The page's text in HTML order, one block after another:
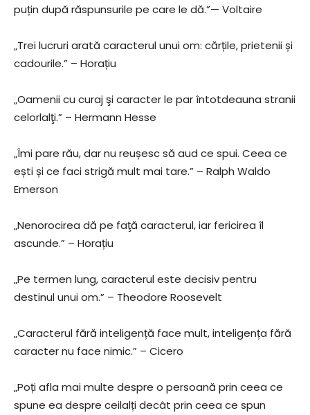
puțin după răspunsurile pe care le dă.”— Voltaire
„Trei lucruri arată caracterul unui om: cărțile, prietenii și
cadourile.” – Horațiu
„Oamenii cu curaj şi caracter le par întotdeauna stranii
celorlalţi.” – Hermann Hesse
„Îmi pare rău, dar nu reușesc să aud ce spui. Ceea ce
ești și ce faci strigă mult mai tare.” – Ralph Waldo
Emerson
„Nenorocirea dă pe faţă caracterul, iar fericirea îl
ascunde.” – Horațiu
„Pe termen lung, caracterul este decisiv pentru
destinul unui om.” – Theodore Roosevelt
„Caracterul fără inteligență face mult, inteligența fără
caracter nu face nimic.” – Cicero
„Poți afla mai multe despre o persoană prin ceea ce
spune ea despre ceilalți decât prin ceea ce spun